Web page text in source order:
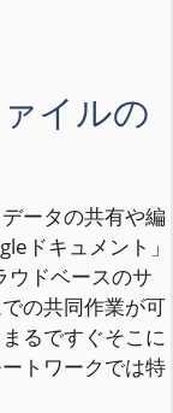
イルの
ータの共有や編
ドキュメント」
ドベースのサ
の共同作業が可
るですぐそこに
トワークでは特